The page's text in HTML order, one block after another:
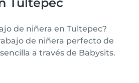
de niñera en Tultepec?
de niñera perfecto de
a través de Babysits.